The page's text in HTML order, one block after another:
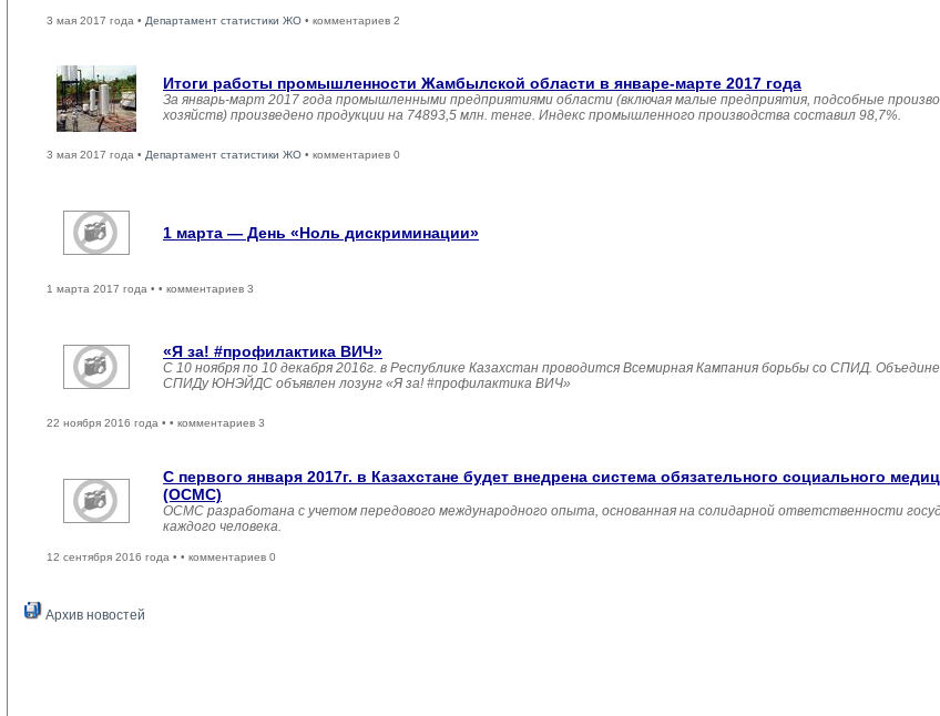
3 мая 2017 года • Департамент статистики ЖО • комментариев 2
Итоги работы промышленности Жамбылской области в январе-марте 2017 года
За январь-март 2017 года промышленными предприятиями области (включая малые предприятия, подсобные
хозяйств) произведено продукции на 74893,5 млн. тенге. Индекс промышленного производства составил 98,7%.
3 мая 2017 года • Департамент статистики ЖО • комментариев 0
1 марта — День «Ноль дискриминации»
1 марта 2017 года • • комментариев 3
«Я за! #профилактика ВИЧ»
С 10 ноября по 10 декабря 2016г. в Республике Казахстан проводится Всемирная Кампания борьбы со СПИД.
СПИДу ЮНЭЙДС объявлен лозунг «Я за! #профилактика ВИЧ»
22 ноября 2016 года • • комментариев 3
С первого января 2017г. в Казахстане будет внедрена система обязательного социального
(ОСМС)
ОСМС разработана с учетом передового международного опыта, основанная на солидарной ответственности
каждого человека.
12 сентября 2016 года • • комментариев 0
Архив новостей